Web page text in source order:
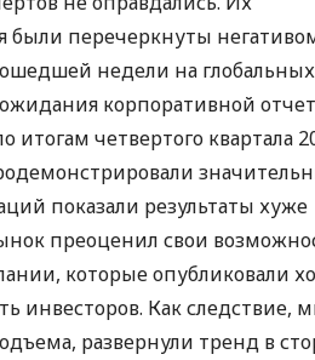
перечеркнуты
недели на глобальных
корпоративной
итогам четвертого квартала
показали результаты хуже
преоценил свои
которые опубликовали
инвесторов. Как следствие,
развернули тренд в